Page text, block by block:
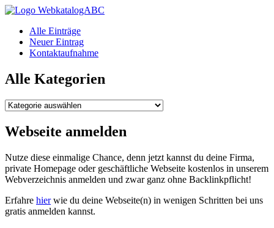
WebkatalogABC
Alle Einträge
Neuer Eintrag
Kontaktaufnahme
Alle Kategorien
Alle
Webseite anmelden
Nutze diese einmalige Chance, denn jetzt kannst du deine Firma,
private Homepage oder geschäftliche Webseite kostenlos in unserem
Webverzeichnis anmelden und zwar ganz ohne Backlinkpflicht!
Erfahre hierwie du deine Webseite(n) in wenigen Schritten bei uns
gratis anmelden kannst.